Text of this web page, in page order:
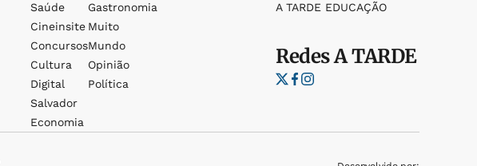
Saúde
Cineinsite
Concursos
Cultura
Digital
Salvador
Economia
Gastronomia
Muito
Mundo
Opinião
Política
A TARDE EDUCAÇÃO
RedesA TARDE